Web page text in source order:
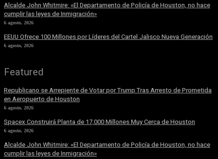
Alcalde John Whitmire: «El Departamento de Policía de Houston, no hace
cumplir las leyes de Inmigración»
6 agosto, 2026
EEUU Ofrece 100 Millones por Líderes del Cartel Jalisco Nueva Generación
6 agosto, 2026
Featured
Republicano se Arrepiente de Votar por Trump Tras Arresto de Prometida
en Aeropuerto de Houston
6 agosto, 2026
Spacex Construirá Planta de 17,000 Millones Muy Cerca de Houston
6 agosto, 2026
Alcalde John Whitmire: «El Departamento de Policía de Houston, no hace
cumplir las leyes de Inmigración»